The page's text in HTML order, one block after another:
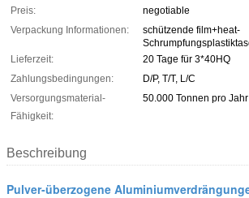
Preis:
negotiable
Verpackung Informationen:
schützende film+heat-
Lieferzeit:
20 Tage für 3*40HQ
Zahlungsbedingungen:
D/P, T/T, L/C
Versorgungsmaterial-
Fähigkeit:
50.000 Tonnen pro Jahr
Beschreibung
Pulver-überzogene